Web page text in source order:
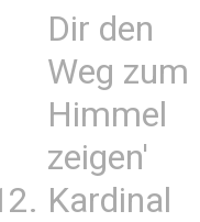
Dir den
Weg zum
Himmel
zeigen'
Kardinal